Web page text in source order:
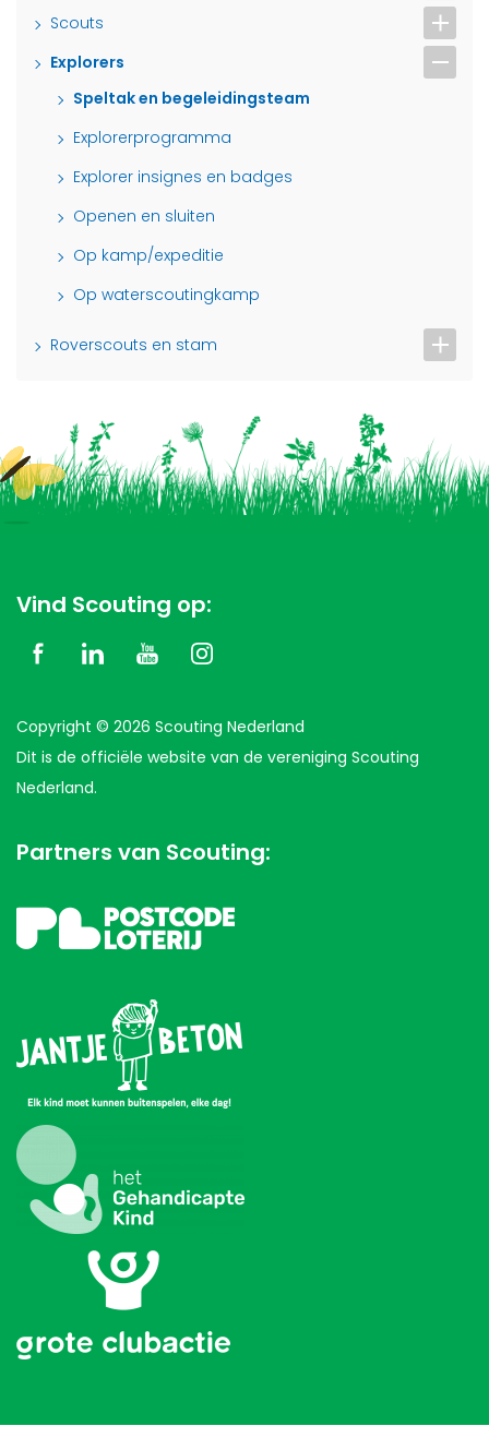
Scouts
Explorers
Speltak en begeleidingsteam
Explorerprogramma
Explorer insignes en badges
Openen en sluiten
Op kamp/expeditie
Op waterscoutingkamp
Roverscouts en stam
Vind Scouting op:
Copyright © 2026 Scouting Nederland
Dit is de officiële website van de vereniging Scouting
Nederland.
Partners van Scouting: